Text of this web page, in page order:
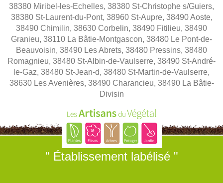
38380 Miribel-les-Echelles, 38380 St-Christophe s/Guiers,
38380 St-Laurent-du-Pont, 38960 St-Aupre, 38490 Aoste,
38490 Chimilin, 38630 Corbelin, 38490 Fitilieu, 38490
Granieu, 38110 La Bâtie-Montgascon, 38480 Le Pont-de-
Beauvoisin, 38490 Les Abrets, 38480 Pressins, 38480
Romagnieu, 38480 St-Albin-de-Vaulserre, 38490 St-André-
le-Gaz, 38480 St-Jean-d, 38480 St-Martin-de-Vaulserre,
38630 Les Avenières, 38490 Charancieu, 38490 La Bâtie-
Divisin
" Établissement labélisé "